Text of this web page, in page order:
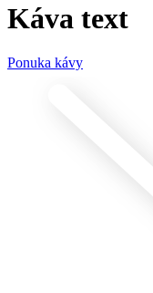
Káva text
Ponuka kávy